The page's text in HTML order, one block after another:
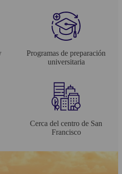
Programas de preparación
universitaria
Cerca del centro de San
Francisco